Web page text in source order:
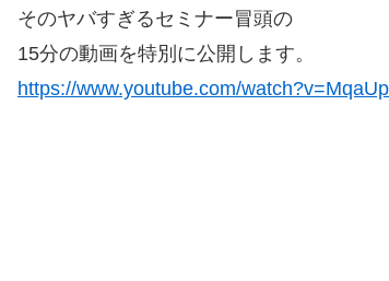
そのヤバすぎるセミナー冒頭の
15分の動画を特別に公開します。
https://www.youtube.com/